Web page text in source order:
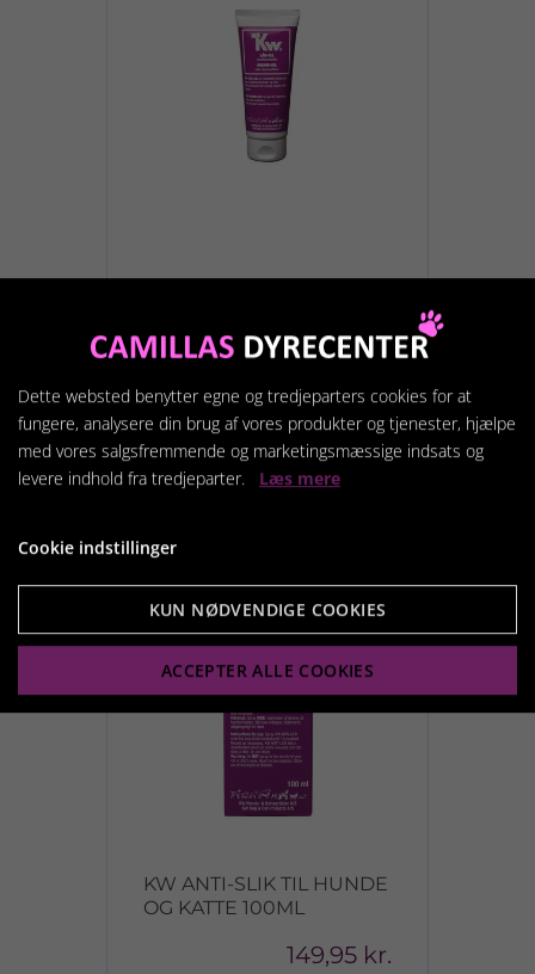
149,95 kr.
Vis produkt
KW ANTI-SLIK TIL HUNDE
OG KATTE 100ML
149,95 kr.
Dette websted benytter egne og tredjeparters cookies for at
fungere, analysere din brug af vores produkter og tjenester, hjælpe
med vores salgsfremmende og marketingsmæssige indsats og
levere indhold fra tredjeparter. Læs mere
Cookie indstillinger
KUN NØDVENDIGE COOKIES
ACCEPTER ALLE COOKIES